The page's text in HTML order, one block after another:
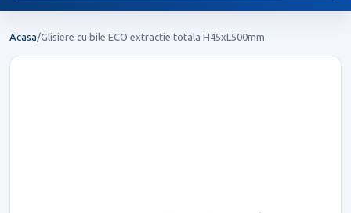
Acasa/Glisiere cu bile ECO extractie totala H45xL500mm